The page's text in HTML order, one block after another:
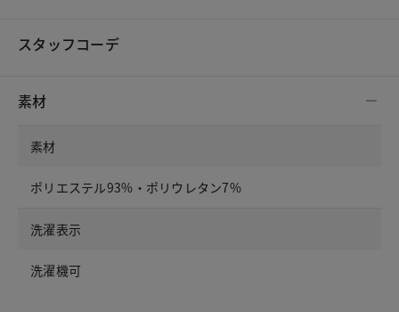
スタッフコーデ
素材
素材
ポリエステル93%・ポリウレタン7%
洗濯表示
洗濯機可